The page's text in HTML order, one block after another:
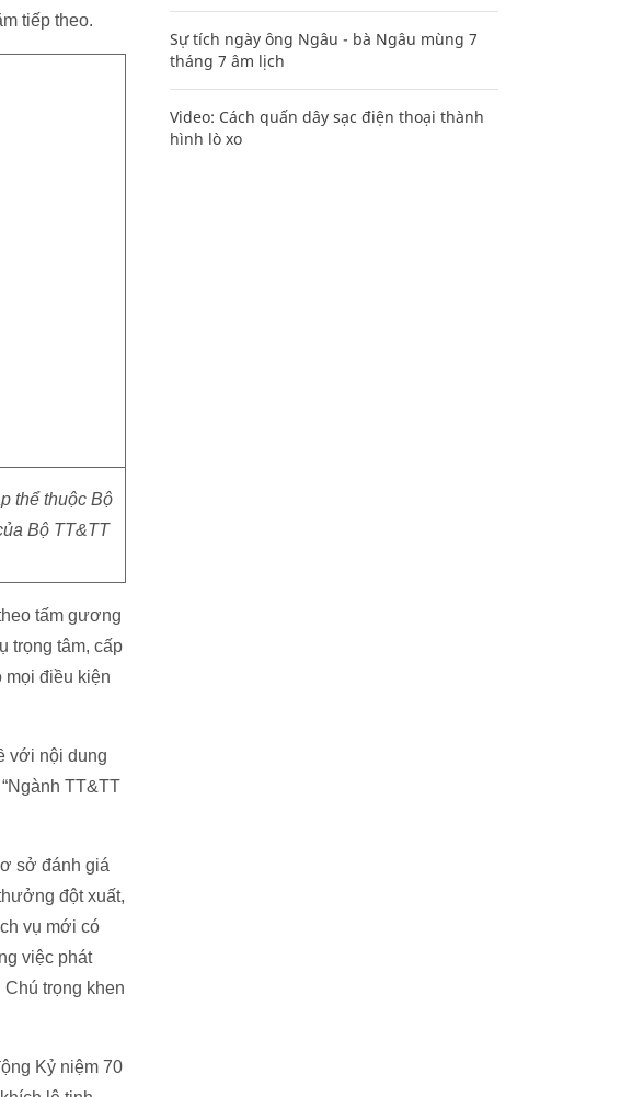
tiếp theo.
thể thuộc Bộ
Bộ TT&TT
tấm gương
trọng tâm, cấp
mọi điều kiện
với nội dung
TT&TT
sở đánh giá
đột xuất,
vụ mới có
việc phát
trọng khen
Kỷ niệm 70
Sự tích ngày ông Ngâu - bà Ngâu mùng 7
tháng 7 âm lịch
Video: Cách quấn dây sạc điện thoại thành
hình lò xo